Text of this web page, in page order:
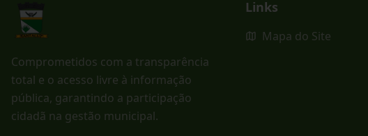
Comprometidos com a transparência
total e o acesso livre à informação
pública, garantindo a participação
cidadã na gestão municipal.
Links
Mapa do Site